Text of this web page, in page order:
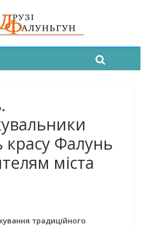
Фалунь
міста
традиційного